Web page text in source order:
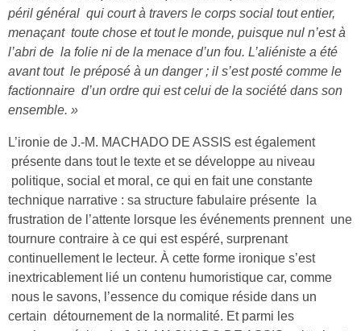
péril général qui court à travers le corps social tout entier,
menaçant toute chose et tout le monde, puisque nul n’est à
l’abri de la folie ni de la menace d’un fou. L’aliéniste a été
avant tout le préposé à un danger ; il s’est posté comme le
factionnaire d’un ordre qui est celui de la société dans son
ensemble. »
L’ironie de J.-M. MACHADO DE ASSIS est également
présente dans tout le texte et se développe au niveau
politique, social et moral, ce qui en fait une constante
technique narrative : sa structure fabulaire présente la
frustration de l’attente lorsque les événements prennent une
tournure contraire à ce qui est espéré, surprenant
continuellement le lecteur. À cette forme ironique s’est
inextricablement lié un contenu humoristique car, comme
nous le savons, l’essence du comique réside dans un
certain détournement de la normalité. Et parmi les